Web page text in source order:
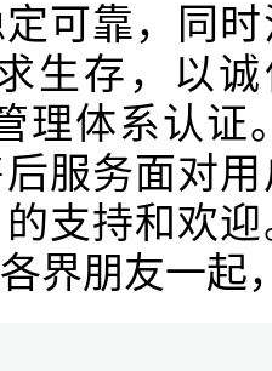
可靠，同
生存，以
理体系认
服务面对
支持和欢
界朋友一起